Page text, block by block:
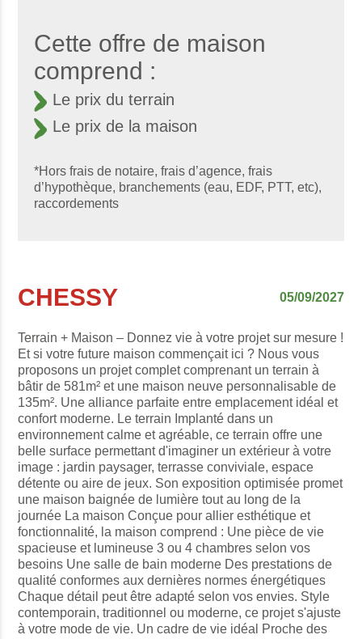
CHESSY 05/09/2027
Terrain + Maison – Donnez vie à votre projet sur mesure !
Et si votre future maison commençait ici ? Nous vous
proposons un projet complet comprenant un terrain à
bâtir de 581m² et une maison neuve personnalisable de
135m². Une alliance parfaite entre emplacement idéal et
confort moderne. Le terrain Implanté dans un
environnement calme et agréable, ce terrain offre une
belle surface permettant d'imaginer un extérieur à votre
image : jardin paysager, terrasse conviviale, espace
détente ou aire de jeux. Son exposition optimisée promet
une maison baignée de lumière tout au long de la
journée La maison Conçue pour allier esthétique et
fonctionnalité, la maison comprend : Une pièce de vie
spacieuse et lumineuse 3 ou 4 chambres selon vos
besoins Une salle de bain moderne Des prestations de
qualité conformes aux dernières normes énergétiques
Chaque détail peut être adapté selon vos envies. Style
contemporain, traditionnel ou moderne, ce projet s'ajuste
à votre mode de vie. Un cadre de vie idéal Proche des
Cette offre de maison
comprend :
Le prix du terrain
Le prix de la maison
*Hors frais de notaire, frais d’agence, frais
d’hypothèque, branchements (eau, EDF, PTT, etc),
raccordements